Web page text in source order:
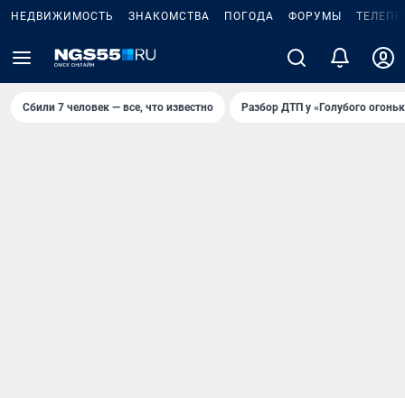
НЕДВИЖИМОСТЬ ЗНАКОМСТВА ПОГОДА ФОРУМЫ
Сбили 7 человек — все, что известно Разбор ДТП у «Голубого